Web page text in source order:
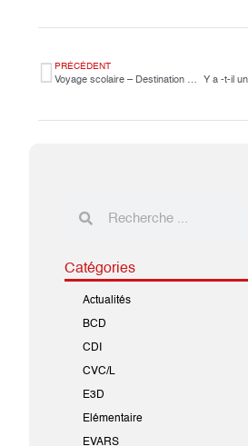
PRÉCÉDENT
Voyage scolaire – Destination France.
Catégories
Actualités
BCD
CDI
CVC/L
E3D
Elémentaire
EVARS